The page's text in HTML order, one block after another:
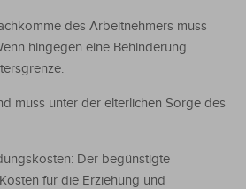
des Arbeitnehmers muss
hingegen eine Behinderung
muss unter der elterlichen Sorge des
Der begünstigte
für die Erziehung und